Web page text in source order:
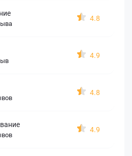
4.8
4.9
4.8
4.9